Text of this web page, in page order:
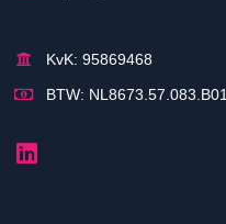
KvK: 95869468
BTW: NL8673.57.083.B01